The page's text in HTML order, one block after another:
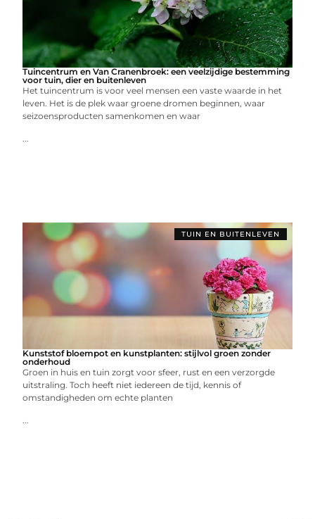
Tuincentrum en Van Cranenbroek: een veelzijdige bestemming
voor tuin, dier en buitenleven
Het tuincentrum is voor veel mensen een vaste waarde in het
leven. Het is de plek waar groene dromen beginnen, waar
seizoensproducten samenkomen en waar
...
TUIN EN BUITENLEVEN
Kunststof bloempot en kunstplanten: stijlvol groen zonder
onderhoud
Groen in huis en tuin zorgt voor sfeer, rust en een verzorgde
uitstraling. Toch heeft niet iedereen de tijd, kennis of
omstandigheden om echte planten
...